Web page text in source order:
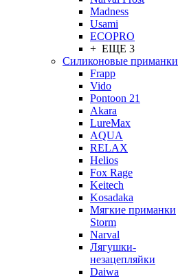
Madness
Usami
ECOPRO
+ ЕЩЕ 3
Силиконовые приманки
Frapp
Vido
Pontoon 21
Akara
LureMax
AQUA
RELAX
Helios
Fox Rage
Keitech
Kosadaka
Мягкие приманки
Storm
Narval
Лягушки-
незацепляйки
Daiwa